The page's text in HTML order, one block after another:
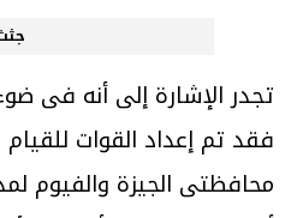
تجدر الإشارة إلى أنه فى
فقد تم إعداد القوات
محافظتى الجيزة والفيوم